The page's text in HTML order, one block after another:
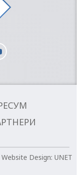
Website Design: UNET